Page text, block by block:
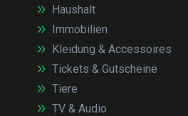
Haushalt
Immobilien
Kleidung & Accessoires
Tickets & Gutscheine
Tiere
TV & Audio